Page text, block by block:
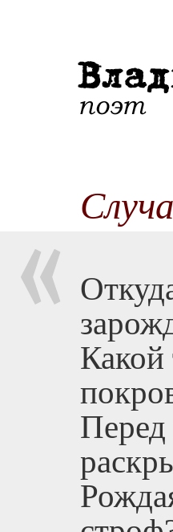
Какой
Перед